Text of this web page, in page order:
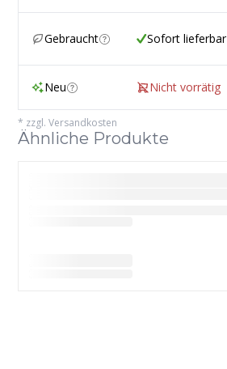
Gebraucht Sofort lieferbar
Neu Nicht vorrätig
* zzgl. Versandkosten
Ähnliche Produkte